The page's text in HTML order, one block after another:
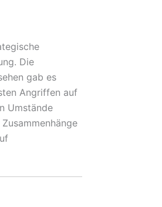
Die
gab es
Angriffen auf
Umstände